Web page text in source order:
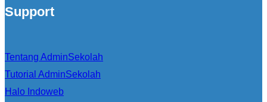
Support
Tentang AdminSekolah
Tutorial AdminSekolah
Halo Indoweb